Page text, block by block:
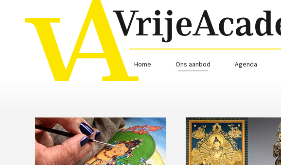
Home Ons aanbod Agenda